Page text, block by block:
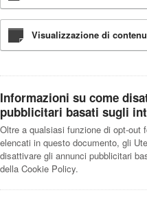
Visualizzazione di
Informazioni su come
pubblicitari basati sugli
Oltre a qualsiasi funzione di opt-out
elencati in questo documento, gli
disattivare gli annunci pubblicitari
della Cookie Policy.